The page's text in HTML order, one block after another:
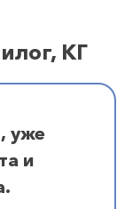
КГ
уже
и